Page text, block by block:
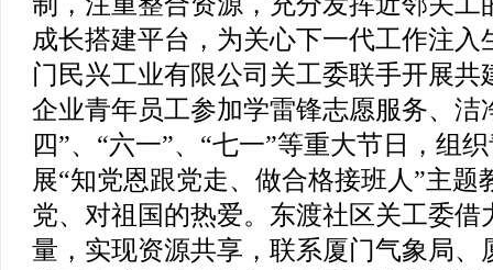
成长搭建平台，为关心下一代工作注
门民兴工业有限公司关工委联手开展共
企业青年员工参加学雷锋志愿服务、洁
四”、“六一”、“七一”等重大节日，组
展“知党恩跟党走、做合格接班人”主
党、对祖国的热爱。东渡社区关工委借
量，实现资源共享，联系厦门气象局